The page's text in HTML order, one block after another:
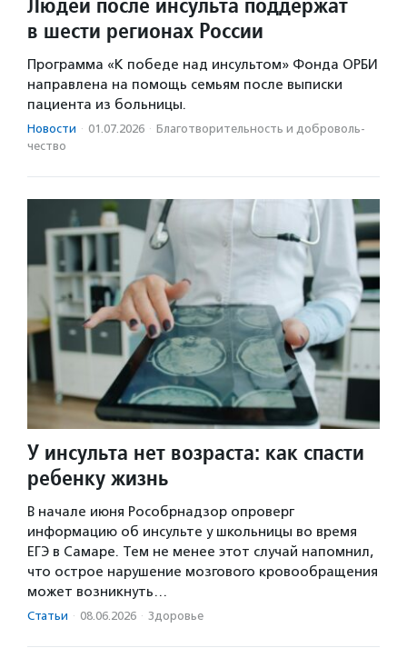
в шести регионах России
Программа «К победе над инсультом» Фонда ОРБИ
направлена на помощь семьям после выписки
пациента из больницы.
Новости · 01.07.2026 · Благотвори­тель­ность и доброволь­
чест­во
У инсульта нет возраста: как спасти
ребенку жизнь
В начале июня Рособрнадзор опроверг
информацию об инсульте у школьницы во время
ЕГЭ в Самаре. Тем не менее этот случай напомнил,
что острое нарушение мозгового кровообращения
может возникнуть…
Статьи · 08.06.2026 · Здоровье